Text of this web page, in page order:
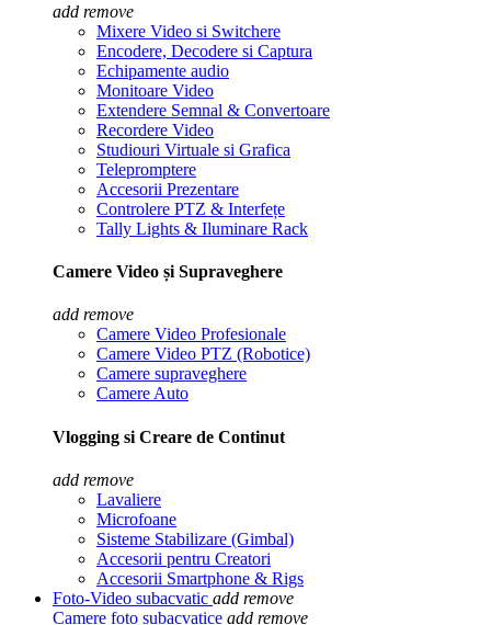
add remove
Mixere Video si Switchere
Encodere, Decodere si Captura
Echipamente audio
Monitoare Video
Extendere Semnal & Convertoare
Recordere Video
Studiouri Virtuale si Grafica
Telepromptere
Accesorii Prezentare
Controlere PTZ & Interfețe
Tally Lights & Iluminare Rack
Camere Video și Supraveghere
add remove
Camere Video Profesionale
Camere Video PTZ (Robotice)
Camere supraveghere
Camere Auto
Vlogging si Creare de Continut
add remove
Lavaliere
Microfoane
Sisteme Stabilizare (Gimbal)
Accesorii pentru Creatori
Accesorii Smartphone & Rigs
Foto-Video subacvatic add remove
Camere foto subacvatice add remove